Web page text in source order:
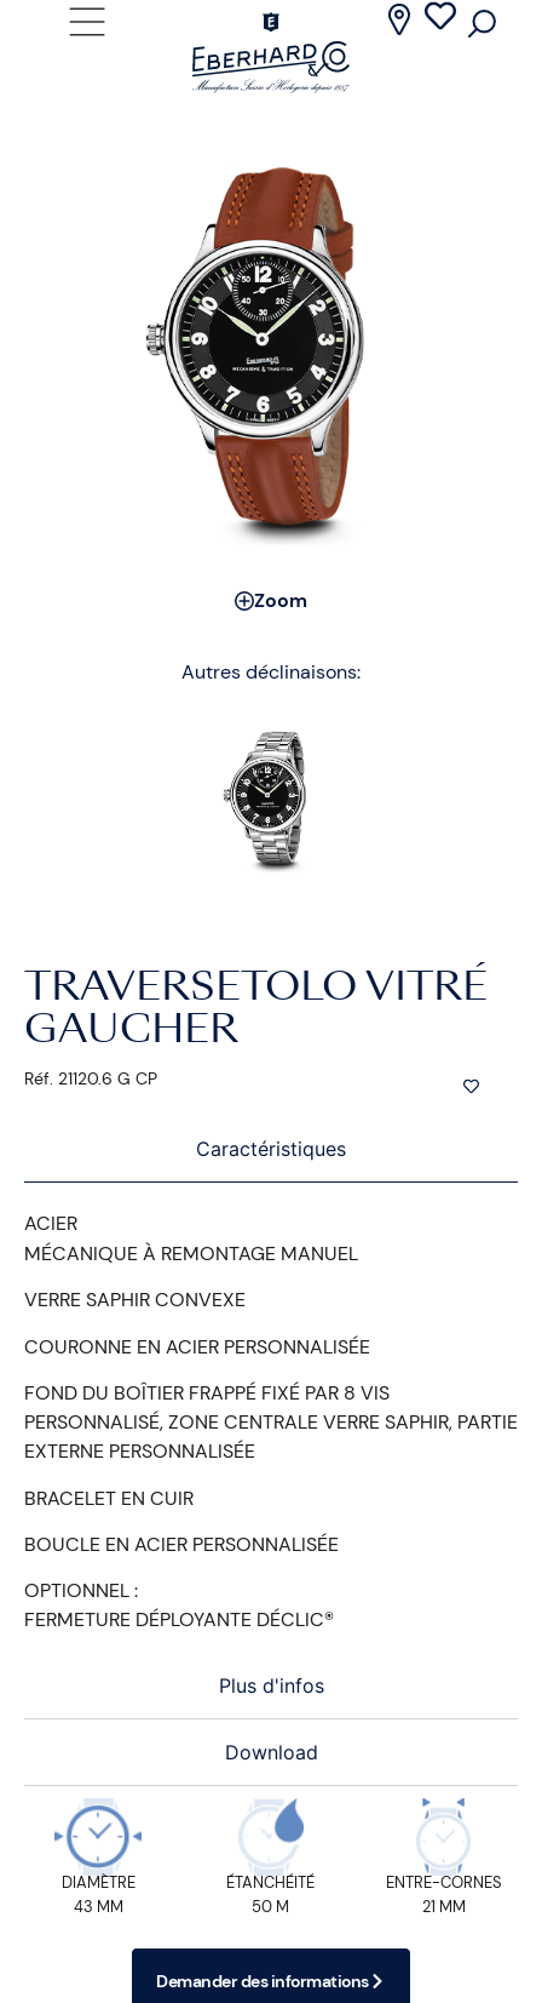
Zoom
Autres déclinaisons:
TRAVERSETOLO VITRÉ
GAUCHER
Réf. 21120.6 G CP
Caractéristiques
Plus d'infos
Download
ACIER
MÉCANIQUE À REMONTAGE MANUEL
VERRE SAPHIR CONVEXE
COURONNE EN ACIER PERSONNALISÉE
FOND DU BOÎTIER FRAPPÉ FIXÉ PAR 8 VIS
PERSONNALISÉ, ZONE CENTRALE VERRE SAPHIR, PARTIE
EXTERNE PERSONNALISÉE
BRACELET EN CUIR
BOUCLE EN ACIER PERSONNALISÉE
OPTIONNEL :
FERMETURE DÉPLOYANTE DÉCLIC®
DIAMÈTRE
43 MM
ÉTANCHÉITÉ
50 M
ENTRE-CORNES
21 MM
Demander des informations